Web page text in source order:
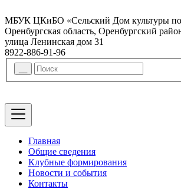
МБУК ЦКиБО «Сельский Дом культуры
Оренбургская область, Оренбургский
улица Ленинская дом 31
8922-886-91-96
Главная
Общие сведения
Клубные формирования
Новости и события
Контакты